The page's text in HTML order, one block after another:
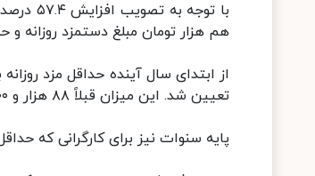
هم هزار تومان مبلغ دستمزد روزانه
تعیین شد. این میزان قبلاً ۸۸ هزار و ۵۰۰ تومان بود.
پایه سنوات نیز برای کارگرانی که حداقل یک سال